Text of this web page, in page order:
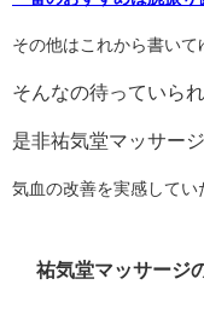
その他はこれから書い
そんなの待っていら
是非祐気堂マッサー
気血の改善を実感してい
祐気堂マッサージ